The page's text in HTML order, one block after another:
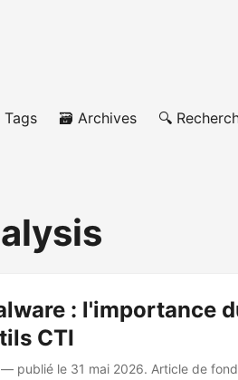
🗃️ Archives 🔍
: l'importance
CTI
publié le 31 mai 2026. Article de